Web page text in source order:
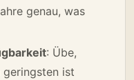
genau, was
: Übe,
geringsten ist